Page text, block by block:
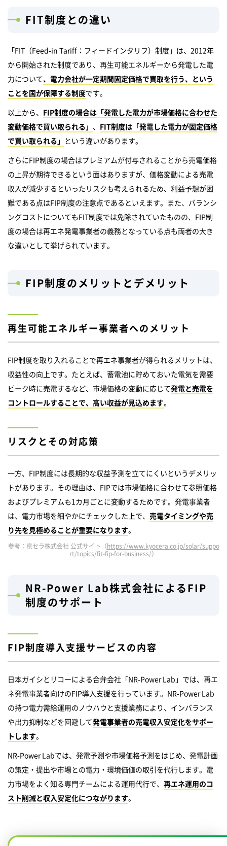
FIT制度との違い
「FIT（Feed-in Tariff：フィードインタリフ）制度」は、2012年
から開始された制度であり、再生可能エネルギーから発電した電
力について、電力会社が一定期間固定価格で買取を行う、という
ことを国が保障する制度です。
以上から、 FIP制度の場合は「発電した電力が市場価格に合わせた
変動価格で買い取られる」 、 FIT制度は「発電した電力が固定価格
で買い取られる」 という違いがあります。
さらにFIP制度の場合はプレミアムが付与されることから売電価格
の上昇が期待できるという面はありますが、価格変動による売電
収入が減少するといったリスクも考えられるため、利益予想が困
難である点はFIP制度の注意点であるといえます。また、バランシ
ングコストについてもFIT制度では免除されていたものの、FIP制
度の場合は再エネ発電事業者の義務となっている点も両者の大き
な違いとして挙げられています。
FIP制度のメリットとデメリット
再生可能エネルギー事業者へのメリット
FIP制度を取り入れることで再エネ事業者が得られるメリットは、
収益性の向上です。たとえば、蓄電池に貯めておいた電気を需要
ピーク時に売電するなど、市場価格の変動に応じて発電と売電を
コントロールすることで、高い収益が見込めます。
リスクとその対応策
一方、FIP制度には長期的な収益予測を立てにくいというデメリッ
トがあります。その理由は、FIPでは市場価格に合わせて参照価格
およびプレミアムも1カ月ごとに変動するためです。発電事業者
は、電力市場を細やかにチェックした上で、 売電タイミングや売
り先を見極めることが重要になります。
参考：京セラ株式会社 公式サイト（https://www.kyocera.co.jp/solar/suppo
rt/topics/fit-fip-for-business/）
NR-Power Lab株式会社によるFIP
制度のサポート
FIP制度導入支援サービスの内容
日本ガイシとリコーによる合弁会社「NR-Power Lab」では、再エ
ネ発電事業者向けのFIP導入支援を行っています。NR-Power Lab
の持つ電力需給運用のノウハウと支援業務により、インバランス
や出力抑制などを回避して発電事業者の売電収入安定化をサポー
トします。
NR-Power Labでは、発電予測や市場価格予測をはじめ、発電計画
の策定・提出や市場との電力・環境価値の取引を代行します。電
力市場をよく知る専門チームによる運用代行で、 再エネ運用のコ
スト削減と収入安定化につながります。